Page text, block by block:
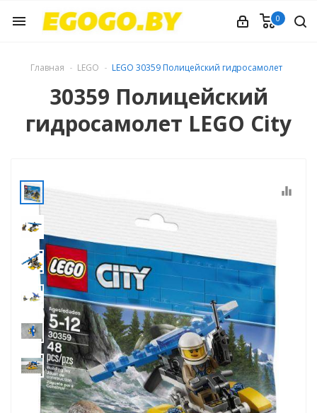
menu 0
Главная LEGO LEGO 30359 Полицейский гидросамолет
30359 Полицейский
гидросамолет LEGO City
equalizer